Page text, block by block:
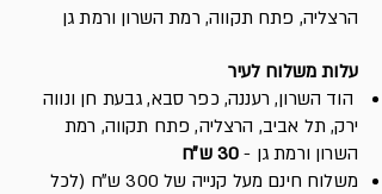
הרצליה, פתח תקווה, רמת השרון ורמת גן
עלות משלוח לעיר
הוד השרון, רעננה, כפר סבא, גבעת חן ונווה
ירק, תל אביב, הרצליה, פתח תקווה, רמת
השרון ורמת גן - 30 ש״ח
משלוח חינם מעל קנייה של 300 ש״ח (לכל